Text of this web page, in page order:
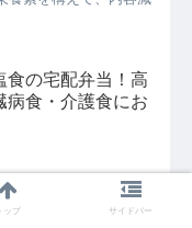
食の宅配弁当！高
病食・介護食にお
食 ・岸和田市の減塩
合わせや健康を若々
ります！高血管プロ
トップ サイドバー